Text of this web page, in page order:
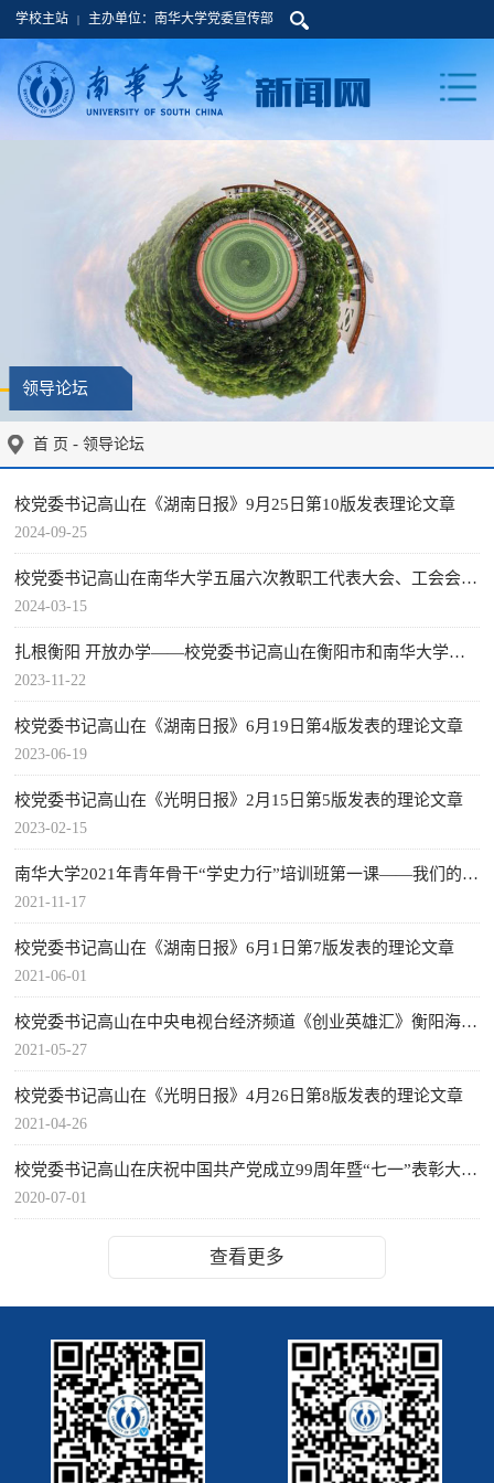
学校主站 | 主办单位：南华大学党委宣传部
领导论坛
首 页 - 领导论坛
校党委书记高山在《湖南日报》9月25日第10版发表理论文章
2024-09-25
校党委书记高山在南华大学五届六次教职工代表大会、工会会员代表大会闭幕式上的讲话
2024-03-15
扎根衡阳 开放办学——校党委书记高山在衡阳市和南华大学科技成果转化暨“校友经济”推进会上的致辞
2023-11-22
校党委书记高山在《湖南日报》6月19日第4版发表的理论文章
2023-06-19
校党委书记高山在《光明日报》2月15日第5版发表的理论文章
2023-02-15
南华大学2021年青年骨干“学史力行”培训班第一课——我们的大学与干部
2021-11-17
校党委书记高山在《湖南日报》6月1日第7版发表的理论文章
2021-06-01
校党委书记高山在中央电视台经济频道《创业英雄汇》衡阳海选总决选上的讲话
2021-05-27
校党委书记高山在《光明日报》4月26日第8版发表的理论文章
2021-04-26
校党委书记高山在庆祝中国共产党成立99周年暨“七一”表彰大会上的讲话
2020-07-01
查看更多